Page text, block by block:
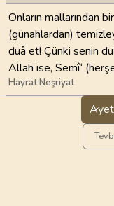
Onların mallarından
(günahlardan)
duâ et! Çünki senin
Allah ise, Semî‘
Hayrat Neşriyat